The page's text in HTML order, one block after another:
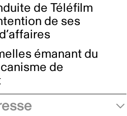
de Téléfilm
de ses
émanant du
de